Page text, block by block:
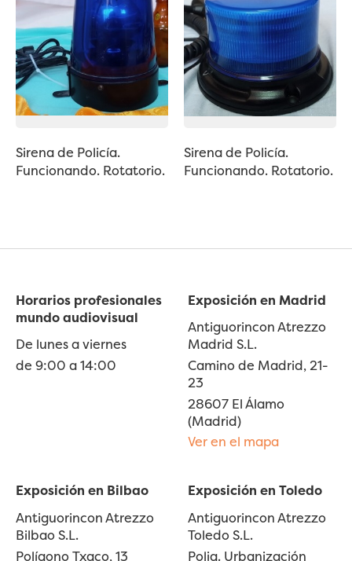
Sirena de Policía.
Funcionando. Rotatorio.
Sirena de Policía.
Funcionando. Rotatorio.
Horarios profesionales
mundo audiovisual
De lunes a viernes
de 9:00 a 14:00
Exposición en Madrid
Antiguorincon Atrezzo
Madrid S.L.
Camino de Madrid, 21-
23
28607 El Álamo
(Madrid)
Ver en el mapa
Exposición en Bilbao
Antiguorincon Atrezzo
Bilbao S.L.
Polígono Txaco, 13
Exposición en Toledo
Antiguorincon Atrezzo
Toledo S.L.
Polig. Urbanización